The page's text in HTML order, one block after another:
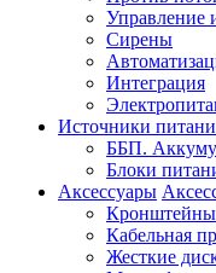
Управление
Сирены
Интеграция
Источники
ББП.
Блоки
Аксессуары
Кронштейны
Кабельная
Жесткие